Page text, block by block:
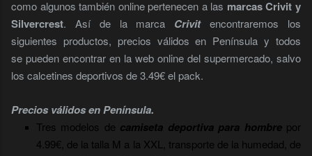
como algunos también online pertenecen a las marcas Crivit y
Silvercrest. Así de la marca Crivitencontraremos los
siguientes productos, precios válidos en Península y todos
se pueden encontrar en la web online del supermercado, salvo
los calcetines deportivos de 3.49€ el pack.
Precios válidos en Península.
Tres modelos de camiseta deportiva para hombrepor
4.99€, de la talla M a la XXL, transporte de la humedad, de